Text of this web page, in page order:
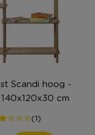
Scandi hoog -
cm
(1)